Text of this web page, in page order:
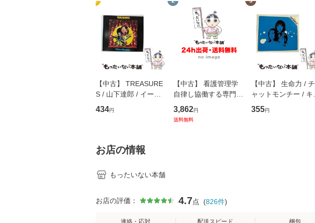
【中古】 TREASURE
S / 山下達郎 / イース
トウエスト・ジャパン
[CD]【メール便送料無
434円
【中古】 看護管理学
自律し協働する専門職
の看護マネジメントス
キル 改訂第3版 (看護
3,862円
送料無料
【中古】 生命力 / チ
ャットモンチー / キ
ーンレコード [CD]
【メール便送料無料
355円
お店の情報
もったいない本舗
お店の評価： 4.7点 (826件)